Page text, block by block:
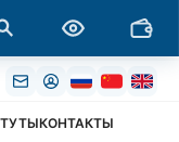
КОНТАКТЫ